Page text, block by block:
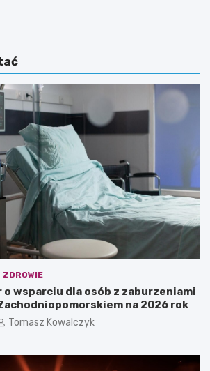
ZDROWIE
wsparciu dla osób z zaburzeniami
na 2026 rok
Tomasz Kowalczyk